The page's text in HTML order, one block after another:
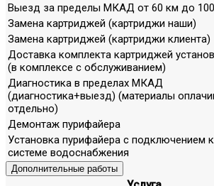
Выезд за пределы МКАД от 60 км до
Замена картриджей (картриджи наши)
Замена картриджей (картриджи клиента)
Доставка комплекта картриджей
(в комплексе с обслуживанием)
Диагностика в пределах МКАД
(диагностика+выезд) (материалы
отдельно)
Демонтаж пурифайера
Установка пурифайера с подключением к
системе водоснабжения
Дополнительные работы